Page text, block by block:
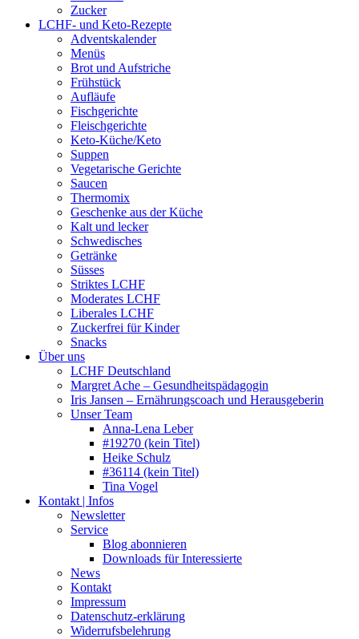
Zucker
LCHF- und Keto-Rezepte
Adventskalender
Menüs
Brot und Aufstriche
Frühstück
Aufläufe
Fischgerichte
Fleischgerichte
Keto-Küche/Keto
Suppen
Vegetarische Gerichte
Saucen
Thermomix
Geschenke aus der Küche
Kalt und lecker
Schwedisches
Getränke
Süsses
Striktes LCHF
Moderates LCHF
Liberales LCHF
Zuckerfrei für Kinder
Snacks
Über uns
LCHF Deutschland
Margret Ache – Gesundheitspädagogin
Iris Jansen – Ernährungscoach und Herausgeberin
Unser Team
Anna-Lena Leber
#19270 (kein Titel)
Heike Schulz
#36114 (kein Titel)
Tina Vogel
Kontakt | Infos
Newsletter
Service
Blog abonnieren
Downloads für Interessierte
News
Kontakt
Impressum
Datenschutz-erklärung
Widerrufsbelehrung